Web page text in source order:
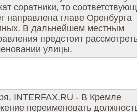
соратники, то
направлена главе Оренбурга
В дальнейшем местным
предстоит рассмотреть
улицы.
INTERFAX.RU - В Кремле
переименовать